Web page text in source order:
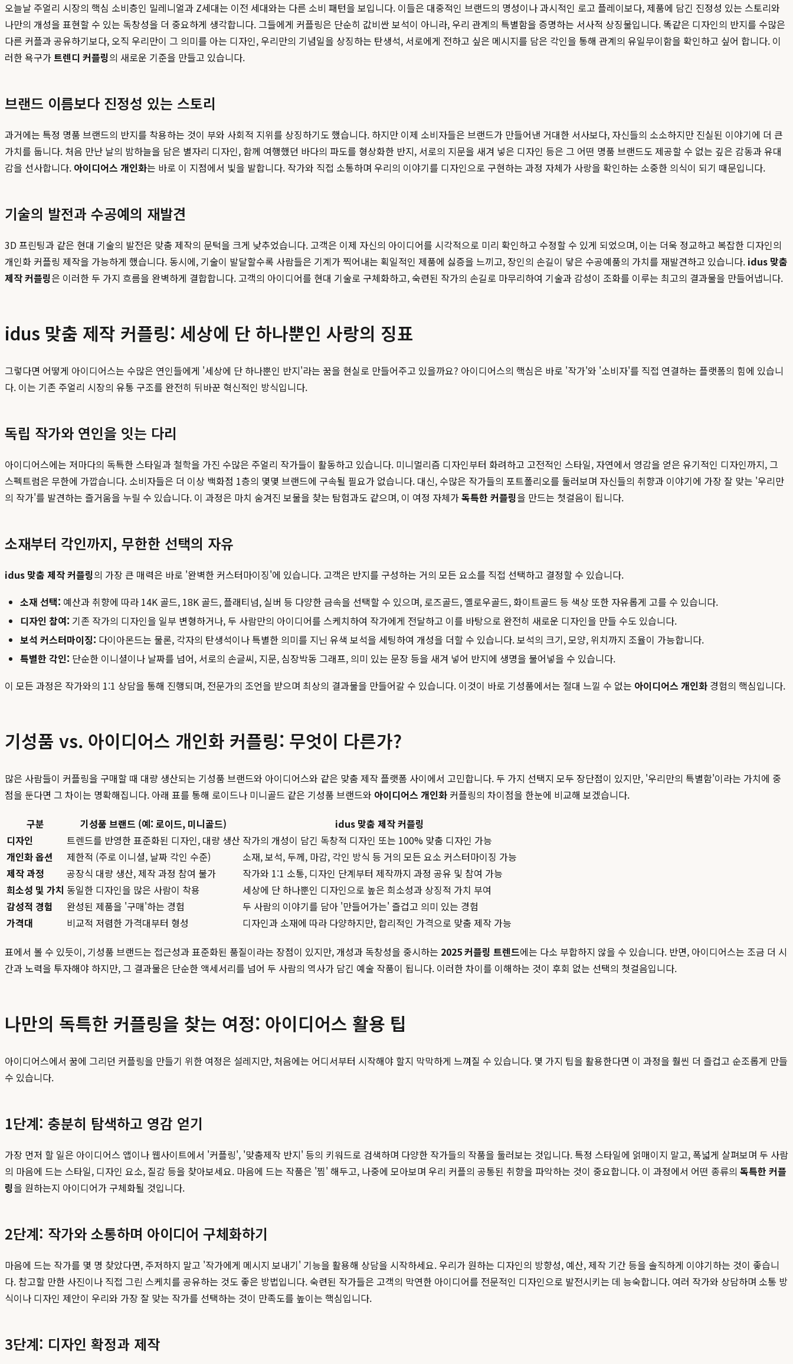
오늘날 주얼리 시장의 핵심 소비층인 밀레니얼과 Z세대는 이전 세대와는 다른 소비 패턴을 보입니다. 이들은 대중적인 브랜드의 명성이나 과시적인 로고 플레이보다, 제품에 담긴 진정성 있는 스토리와
나만의 개성을 표현할 수 있는 독창성을 더 중요하게 생각합니다. 그들에게 커플링은 단순히 값비싼 보석이 아니라, 우리 관계의 특별함을 증명하는 서사적 상징물입니다. 똑같은 디자인의 반지를 수많은
다른 커플과 공유하기보다, 오직 우리만이 그 의미를 아는 디자인, 우리만의 기념일을 상징하는 탄생석, 서로에게 전하고 싶은 메시지를 담은 각인을 통해 관계의 유일무이함을 확인하고 싶어 합니다. 이
러한 욕구가트렌디 커플링의 새로운 기준을 만들고 있습니다.
브랜드 이름보다 진정성 있는 스토리
과거에는 특정 명품 브랜드의 반지를 착용하는 것이 부와 사회적 지위를 상징하기도 했습니다. 하지만 이제 소비자들은 브랜드가 만들어낸 거대한 서사보다, 자신들의 소소하지만 진실된 이야기에 더 큰
가치를 둡니다. 처음 만난 날의 밤하늘을 담은 별자리 디자인, 함께 여행했던 바다의 파도를 형상화한 반지, 서로의 지문을 새겨 넣은 디자인 등은 그 어떤 명품 브랜드도 제공할 수 없는 깊은 감동과 유대
감을 선사합니다. 아이디어스 개인화는 바로 이 지점에서 빛을 발합니다. 작가와 직접 소통하며 우리의 이야기를 디자인으로 구현하는 과정 자체가 사랑을 확인하는 소중한 의식이 되기 때문입니다.
기술의 발전과 수공예의 재발견
3D 프린팅과 같은 현대 기술의 발전은 맞춤 제작의 문턱을 크게 낮추었습니다. 고객은 이제 자신의 아이디어를 시각적으로 미리 확인하고 수정할 수 있게 되었으며, 이는 더욱 정교하고 복잡한 디자인의
개인화 커플링 제작을 가능하게 했습니다. 동시에, 기술이 발달할수록 사람들은 기계가 찍어내는 획일적인 제품에 싫증을 느끼고, 장인의 손길이 닿은 수공예품의 가치를 재발견하고 있습니다. idus 맞춤
제작 커플링은 이러한 두 가지 흐름을 완벽하게 결합합니다. 고객의 아이디어를 현대 기술로 구체화하고, 숙련된 작가의 손길로 마무리하여 기술과 감성이 조화를 이루는 최고의 결과물을 만들어냅니다.
idus 맞춤 제작 커플링: 세상에 단 하나뿐인 사랑의 징표
그렇다면 어떻게 아이디어스는 수많은 연인들에게 '세상에 단 하나뿐인 반지'라는 꿈을 현실로 만들어주고 있을까요? 아이디어스의 핵심은 바로 '작가'와 '소비자'를 직접 연결하는 플랫폼의 힘에 있습니
다. 이는 기존 주얼리 시장의 유통 구조를 완전히 뒤바꾼 혁신적인 방식입니다.
독립 작가와 연인을 잇는 다리
아이디어스에는 저마다의 독특한 스타일과 철학을 가진 수많은 주얼리 작가들이 활동하고 있습니다. 미니멀리즘 디자인부터 화려하고 고전적인 스타일, 자연에서 영감을 얻은 유기적인 디자인까지, 그
스펙트럼은 무한에 가깝습니다. 소비자들은 더 이상 백화점 1층의 몇몇 브랜드에 구속될 필요가 없습니다. 대신, 수많은 작가들의 포트폴리오를 둘러보며 자신들의 취향과 이야기에 가장 잘 맞는 '우리만
의 작가'를 발견하는 즐거움을 누릴 수 있습니다. 이 과정은 마치 숨겨진 보물을 찾는 탐험과도 같으며, 이 여정 자체가독특한 커플링을 만드는 첫걸음이 됩니다.
소재부터 각인까지, 무한한 선택의 자유
idus 맞춤 제작 커플링의 가장 큰 매력은 바로 '완벽한 커스터마이징'에 있습니다. 고객은 반지를 구성하는 거의 모든 요소를 직접 선택하고 결정할 수 있습니다.
소재 선택: 예산과 취향에 따라 14K 골드, 18K 골드, 플래티넘, 실버 등 다양한 금속을 선택할 수 있으며, 로즈골드, 옐로우골드, 화이트골드 등 색상 또한 자유롭게 고를 수 있습니다.
디자인 참여: 기존 작가의 디자인을 일부 변형하거나, 두 사람만의 아이디어를 스케치하여 작가에게 전달하고 이를 바탕으로 완전히 새로운 디자인을 만들 수도 있습니다.
보석 커스터마이징: 다이아몬드는 물론, 각자의 탄생석이나 특별한 의미를 지닌 유색 보석을 세팅하여 개성을 더할 수 있습니다. 보석의 크기, 모양, 위치까지 조율이 가능합니다.
특별한 각인: 단순한 이니셜이나 날짜를 넘어, 서로의 손글씨, 지문, 심장박동 그래프, 의미 있는 문장 등을 새겨 넣어 반지에 생명을 불어넣을 수 있습니다.
이 모든 과정은 작가와의 1:1 상담을 통해 진행되며, 전문가의 조언을 받으며 최상의 결과물을 만들어갈 수 있습니다. 이것이 바로 기성품에서는 절대 느낄 수 없는 아이디어스 개인화 경험의 핵심입니다.
기성품 vs. 아이디어스 개인화 커플링: 무엇이 다른가?
많은 사람들이 커플링을 구매할 때 대량 생산되는 기성품 브랜드와 아이디어스와 같은 맞춤 제작 플랫폼 사이에서 고민합니다. 두 가지 선택지 모두 장단점이 있지만, '우리만의 특별함'이라는 가치에 중
점을 둔다면 그 차이는 명확해집니다. 아래 표를 통해 로이드나 미니골드 같은 기성품 브랜드와 아이디어스 개인화 커플링의 차이점을 한눈에 비교해 보겠습니다.
구분 기성품 브랜드 (예: 로이드, 미니골드)
idus 맞춤 제작 커플링
디자인
트렌드를 반영한 표준화된 디자인, 대량 생산 작가의 개성이 담긴 독창적 디자인 또는 100% 맞춤 디자인 가능
개인화 옵션
제한적 (주로 이니셜, 날짜 각인 수준)
소재, 보석, 두께, 마감, 각인 방식 등 거의 모든 요소 커스터마이징 가능
제작 과정
공장식 대량 생산, 제작 과정 참여 불가
작가와 1:1 소통, 디자인 단계부터 제작까지 과정 공유 및 참여 가능
희소성 및 가치 동일한 디자인을 많은 사람이 착용
세상에 단 하나뿐인 디자인으로 높은 희소성과 상징적 가치 부여
감성적 경험
완성된 제품을 '구매'하는 경험
두 사람의 이야기를 담아 '만들어가는' 즐겁고 의미 있는 경험
가격대
비교적 저렴한 가격대부터 형성 디자인과 소재에 따라 다양하지만, 합리적인 가격으로 맞춤 제작 가능
표에서 볼 수 있듯이, 기성품 브랜드는 접근성과 표준화된 품질이라는 장점이 있지만, 개성과 독창성을 중시하는 2025 커플링 트렌드에는 다소 부합하지 않을 수 있습니다. 반면, 아이디어스는 조금 더 시
간과 노력을 투자해야 하지만, 그 결과물은 단순한 액세서리를 넘어 두 사람의 역사가 담긴 예술 작품이 됩니다. 이러한 차이를 이해하는 것이 후회 없는 선택의 첫걸음입니다.
나만의 독특한 커플링을 찾는 여정: 아이디어스 활용 팁
아이디어스에서 꿈에 그리던 커플링을 만들기 위한 여정은 설레지만, 처음에는 어디서부터 시작해야 할지 막막하게 느껴질 수 있습니다. 몇 가지 팁을 활용한다면 이 과정을 훨씬 더 즐겁고 순조롭게 만들
수 있습니다.
1단계: 충분히 탐색하고 영감 얻기
가장 먼저 할 일은 아이디어스 앱이나 웹사이트에서 '커플링', '맞춤제작 반지' 등의 키워드로 검색하며 다양한 작가들의 작품을 둘러보는 것입니다. 특정 스타일에 얽매이지 말고, 폭넓게 살펴보며 두 사람
의 마음에 드는 스타일, 디자인 요소, 질감 등을 찾아보세요. 마음에 드는 작품은 '찜' 해두고, 나중에 모아보며 우리 커플의 공통된 취향을 파악하는 것이 중요합니다. 이 과정에서 어떤 종류의 독특한 커플
링을 원하는지 아이디어가 구체화될 것입니다.
2단계: 작가와 소통하며 아이디어 구체화하기
마음에 드는 작가를 몇 명 찾았다면, 주저하지 말고 '작가에게 메시지 보내기' 기능을 활용해 상담을 시작하세요. 우리가 원하는 디자인의 방향성, 예산, 제작 기간 등을 솔직하게 이야기하는 것이 좋습니
다. 참고할 만한 사진이나 직접 그린 스케치를 공유하는 것도 좋은 방법입니다. 숙련된 작가들은 고객의 막연한 아이디어를 전문적인 디자인으로 발전시키는 데 능숙합니다. 여러 작가와 상담하며 소통 방
식이나 디자인 제안이 우리와 가장 잘 맞는 작가를 선택하는 것이 만족도를 높이는 핵심입니다.
3단계: 디자인 확정과 제작